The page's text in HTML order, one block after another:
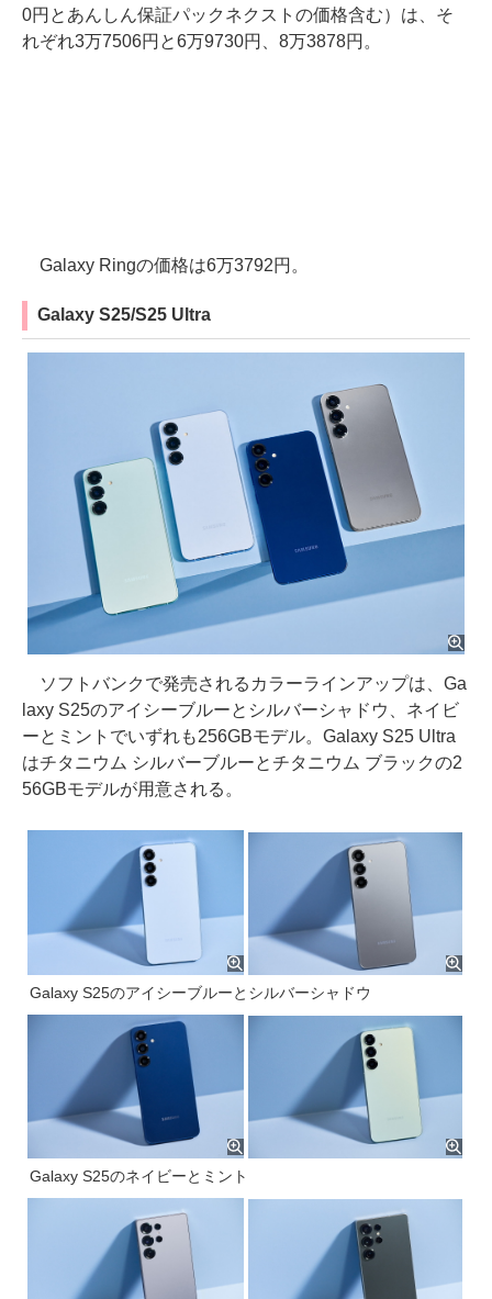
0円とあんしん保証パックネクストの価格含む）は、そ
れぞれ3万7506円と6万9730円、8万3878円。
Galaxy Ringの価格は6万3792円。
Galaxy S25/S25 Ultra
ソフトバンクで発売されるカラーラインアップは、Ga
laxy S25のアイシーブルーとシルバーシャドウ、ネイビ
ーとミントでいずれも256GBモデル。Galaxy S25 Ultra
はチタニウム シルバーブルーとチタニウム ブラックの2
56GBモデルが用意される。
Galaxy S25のアイシーブルーとシルバーシャドウ
Galaxy S25のネイビーとミント